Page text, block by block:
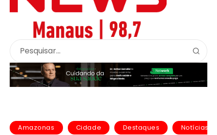
Amazonas Cidade Destaques Notícias